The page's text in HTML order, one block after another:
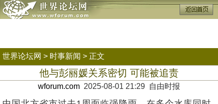
世界论坛网 > 时事新闻 > 正文
他与彭丽媛关系密切 可能被追责
wforum.com 2025-08-01 21:29 自由时报